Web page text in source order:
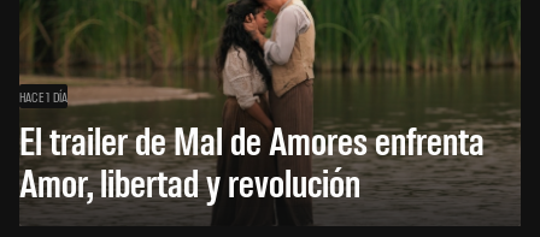
HACE 1 DÍA
El trailer de Mal de Amores enfrenta
Amor, libertad y revolución